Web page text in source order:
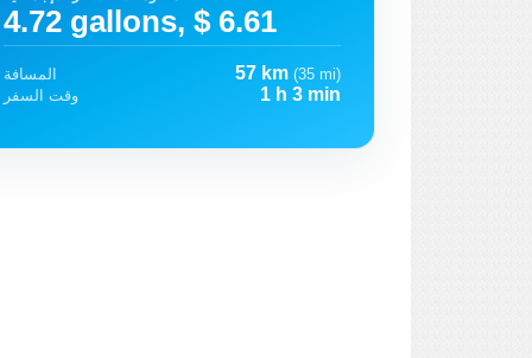
4.72 gallons, $ 6.61
المسافة 57 km (35 mi)
وقت السفر
1 h 3 min